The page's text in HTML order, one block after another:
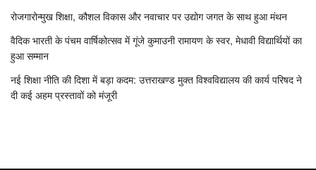
रोजगारोन्मुख शिक्षा, कौशल विकास और नवाचार पर उद्योग जगत के साथ हुआ मंथन
वैदिक भारती के पंचम वार्षिकोत्सव में गूंजे कुमाउनी रामायण के स्वर, मेधावी विद्यार्थियों का
हुआ सम्मान
नई शिक्षा नीति की दिशा में बड़ा कदम: उत्तराखण्ड मुक्त विश्वविद्यालय की कार्य परिषद ने
दी कई अहम प्रस्तावों को मंजूरी